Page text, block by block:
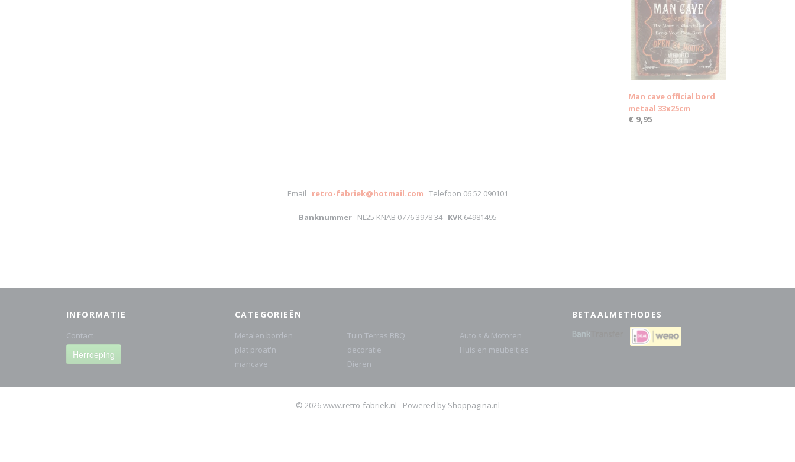
Man cave official bord
metaal 33x25cm
€ 9,95
Email retro-fabriek@hotmail.com Telefoon 06 52 090101
Banknummer NL25 KNAB 0776 3978 34 KVK64981495
INFORMATIE
Contact
Herroeping
CATEGORIEËN
Metalen borden
plat proat'n
mancave
Tuin Terras BBQ
decoratie
Dieren
Auto's & Motoren
Huis en meubeltjes
BETAALMETHODES
© 2026 www.retro-fabriek.nl - Powered by Shoppagina.nl